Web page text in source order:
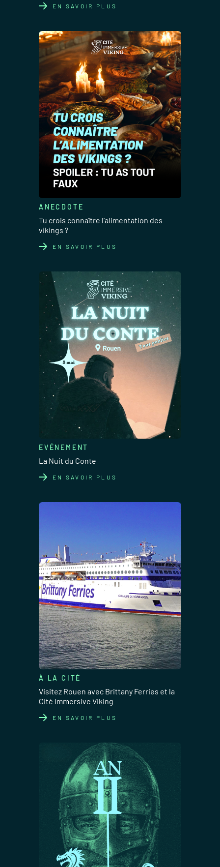
EN SAVOIR PLUS
EN SAVOIR PLUS
ANECDOTE
Tu crois connaître l’alimentation des
vikings ?
EN SAVOIR PLUS
EVÉNEMENT
La Nuit du Conte
EN SAVOIR PLUS
À LA CITÉ
Visitez Rouen avec Brittany Ferries et la
Cité Immersive Viking